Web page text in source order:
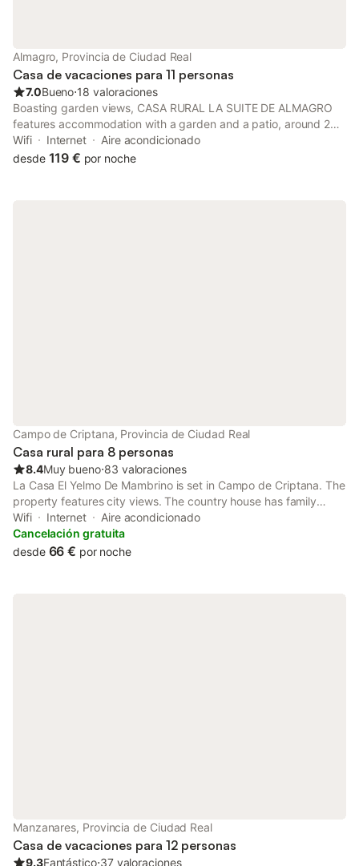
Almagro, Provincia de Ciudad Real
Casa de vacaciones para 11 personas
7.0Bueno⋅18 valoraciones
Boasting garden views, CASA RURAL LA SUITE DE ALMAGRO
features accommodation with a garden and a patio, around 29
km from Puerta de Toledo. Guests can benefit from a balcony
and an outdoor fireplace.
Wifi Internet
Aire acondicionado
desde 119 € por noche
Campo de Criptana, Provincia de Ciudad Real
Casa rural para 8 personas
8.4Muy bueno⋅83 valoraciones
La Casa El Yelmo De Mambrino is set in Campo de Criptana. The
property features city views. The country house has family
rooms.
Wifi Internet
Aire acondicionado
Cancelación gratuita
desde 66 € por noche
Manzanares, Provincia de Ciudad Real
Casa de vacaciones para 12 personas
9.3Fantástico⋅37 valoraciones